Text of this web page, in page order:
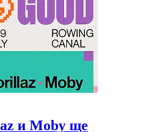
и Moby ще